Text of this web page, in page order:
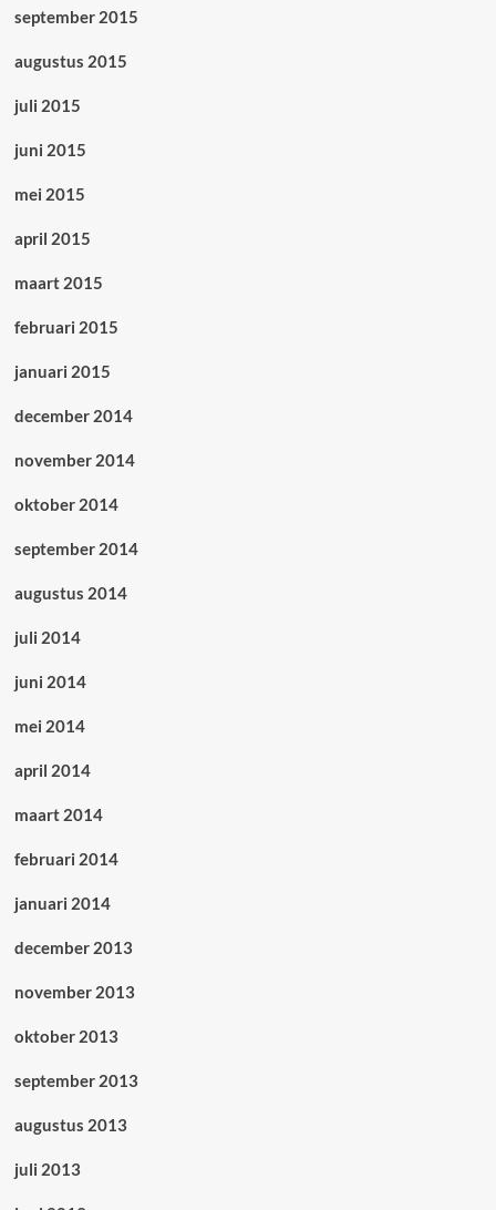
september 2015
augustus 2015
juli 2015
juni 2015
mei 2015
april 2015
maart 2015
februari 2015
januari 2015
december 2014
november 2014
oktober 2014
september 2014
augustus 2014
juli 2014
juni 2014
mei 2014
april 2014
maart 2014
februari 2014
januari 2014
december 2013
november 2013
oktober 2013
september 2013
augustus 2013
juli 2013